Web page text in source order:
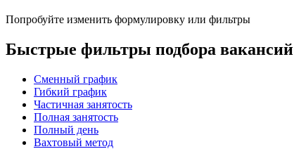
Попробуйте изменить формулировку или фильтры
Быстрые фильтры подбора вакансий
Сменный график
Гибкий график
Частичная занятость
Полная занятость
Полный день
Вахтовый метод